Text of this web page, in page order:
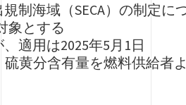
制海域（SECA）の制定に
象とする
適用は2025年5月1日
黄分含有量を燃料供給者